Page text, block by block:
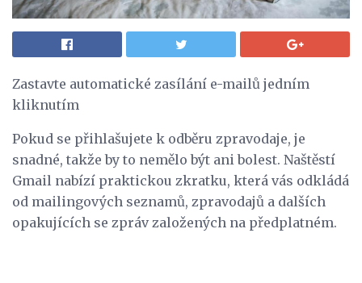
Zastavte automatické zasílání e-mailů jedním
kliknutím
Pokud se přihlašujete k odběru zpravodaje, je
snadné, takže by to nemělo být ani bolest. Naštěstí
Gmail nabízí praktickou zkratku, která vás odkládá
od mailingových seznamů, zpravodajů a dalších
opakujících se zpráv založených na předplatném.